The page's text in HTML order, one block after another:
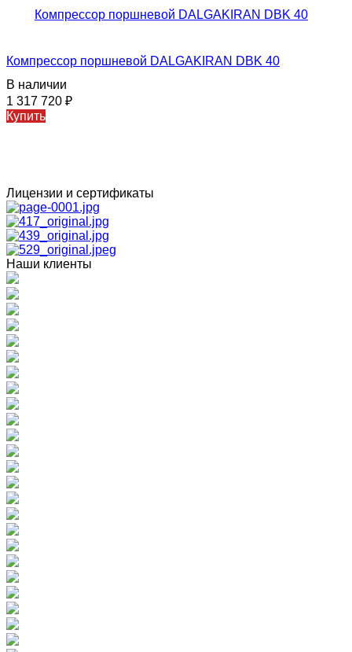
Компрессор поршневой DALGAKIRAN DBK 40
В наличии
1 317 720 ₽
Купить
Лицензии и сертификаты
Наши клиенты